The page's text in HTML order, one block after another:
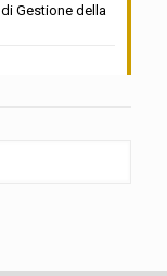
Gestione della